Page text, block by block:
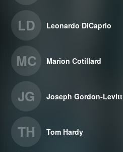
LD Leonardo DiCaprio
MC Marion Cotillard
JG Joseph Gordon-Levitt
TH Tom Hardy